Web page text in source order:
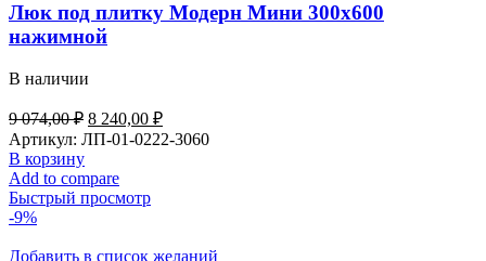
Люк под плитку Модерн Мини 300х600
нажимной
В наличии
9 074,00₽ Первоначальная
цена
9
074,00 ₽.
8 240,00 ₽Текущая
цена:
Артикул: ЛП-01-0222-3060
В корзину
Add to compare
Быстрый просмотр
-9%
Добавить в список желаний